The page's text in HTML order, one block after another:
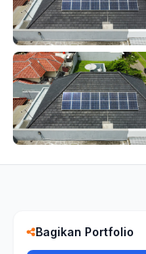
Bagikan Portfolio